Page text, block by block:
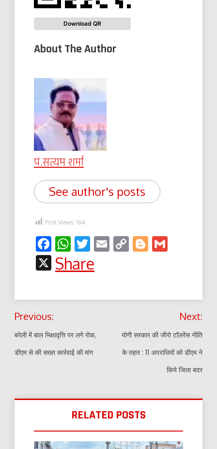
Download QR
About The Author
पं.सत्यम शर्मा
See author's posts
Post Views: 164
Facebook
WhatsApp
Twitter
EmailCopyBlogger
X
Share
Post
navigation
Previous:
बरेली में बाल भिक्षावृत्ति पर लगे रोक,
डीएम से की सख्त कार्रवाई की मांग
Next:
योगी सरकार की जीरो टॉलरेंस नीति
के तहत : 11 अपराधियों को डीएम ने
किये जिला बदर
RELATED POSTS